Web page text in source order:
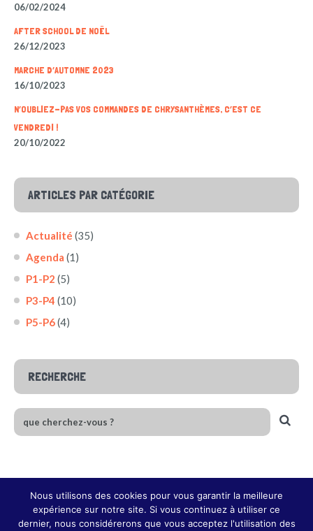
06/02/2024
AFTER SCHOOL DE NOËL
26/12/2023
MARCHE D’AUTOMNE 2023
16/10/2023
N’OUBLIEZ-PAS VOS COMMANDES DE CHRYSANTHÈMES, C’EST CE
VENDREDI !
20/10/2022
ARTICLES PAR CATÉGORIE
Actualité (35)
Agenda (1)
P1-P2 (5)
P3-P4 (10)
P5-P6(4)
RECHERCHE
Nous utilisons des cookies pour vous garantir la meilleure
expérience sur notre site. Si vous continuez à utiliser ce
dernier, nous considérerons que vous acceptez l'utilisation des